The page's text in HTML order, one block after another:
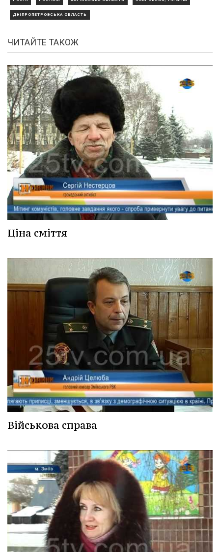
ДНІПРОПЕТРОВСЬКА ОБЛАСТЬ
ЧИТАЙТЕ ТАКОЖ
Ціна сміття
Військова справа